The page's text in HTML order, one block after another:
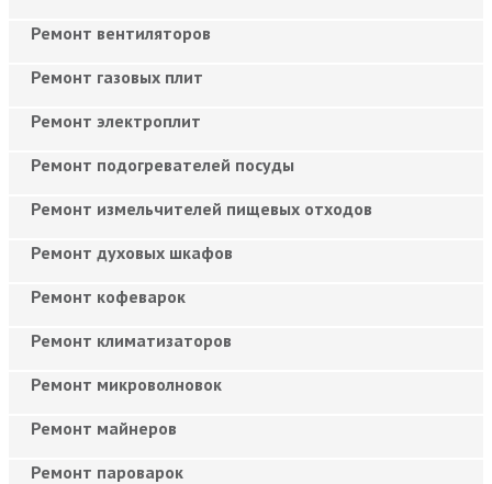
Ремонт вентиляторов
Ремонт газовых плит
Ремонт электроплит
Ремонт подогревателей посуды
Ремонт измельчителей пищевых отходов
Ремонт духовых шкафов
Ремонт кофеварок
Ремонт климатизаторов
Ремонт микроволновок
Ремонт майнеров
Ремонт пароварок